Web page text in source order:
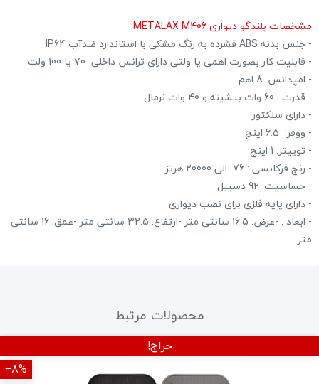
مشخصات بلندگو دیواری METALAX M406:
- جنس بدنه ABS فشرده به رنگ مشکی با استاندارد ضدآب IP64
- قابلیت کار بصورت اهمی یا ولتی دارای ترانس داخلی 70 یا 100 ولت
- امپدانس: 8 اهم
- قدرت : 60 وات بیشینه و 40 وات نرمال
- دارای سلکتور
- ووفر: 6.5 اینچ
- توییتر: 1 اینچ
- رنج فرکانسی : 76 الی 20000 هرتز
- حساسیت: 92 دسیبل
- دارای پایه فلزی برای نصب دیواری
- ابعاد : -عرض: 16.5 سانتی متر -ارتفاع: 32.5 سانتی متر -عمق: 16 سانتی
متر
محصولات مرتبط
حراج!
‎−8%